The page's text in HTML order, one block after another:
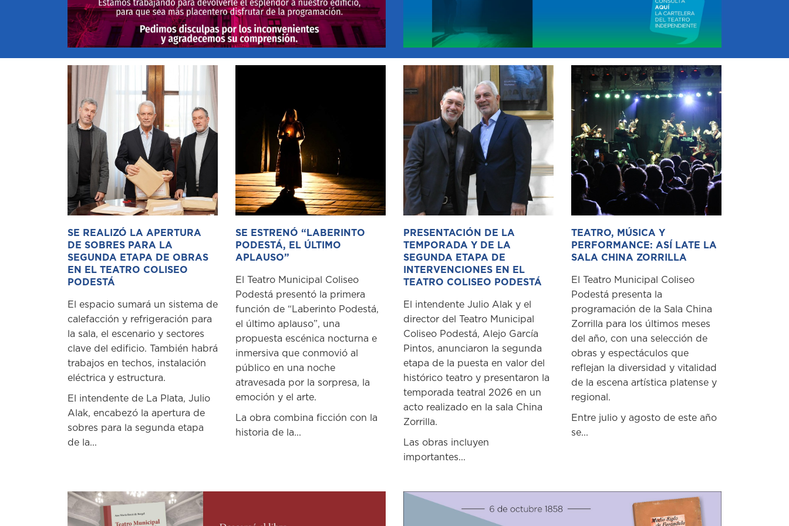
SE REALIZÓ LA APERTURA
DE SOBRES PARA LA
SEGUNDA ETAPA DE OBRAS
EN EL TEATRO COLISEO
PODESTÁ
El espacio sumará un sistema de
calefacción y refrigeración para
la sala, el escenario y sectores
clave del edificio. También habrá
trabajos en techos, instalación
eléctrica y estructura.
El intendente de La Plata, Julio
Alak, encabezó la apertura de
sobres para la segunda etapa
de la...
SE ESTRENÓ “LABERINTO
PODESTÁ, EL ÚLTIMO
APLAUSO”
El Teatro Municipal Coliseo
Podestá presentó la primera
función de “Laberinto Podestá,
el último aplauso”, una
propuesta escénica nocturna e
inmersiva que conmovió al
público en una noche
atravesada por la sorpresa, la
emoción y el arte.
La obra combina ficción con la
historia de la...
PRESENTACIÓN DE LA
TEMPORADA Y DE LA
SEGUNDA ETAPA DE
INTERVENCIONES EN EL
TEATRO COLISEO PODESTÁ
El intendente Julio Alak y el
director del Teatro Municipal
Coliseo Podestá, Alejo García
Pintos, anunciaron la segunda
etapa de la puesta en valor del
histórico teatro y presentaron la
temporada teatral 2026 en un
acto realizado en la sala China
Zorrilla.
Las obras incluyen
importantes...
TEATRO, MÚSICA Y
PERFORMANCE: ASÍ LATE LA
SALA CHINA ZORRILLA
El Teatro Municipal Coliseo
Podestá presenta la
programación de la Sala China
Zorrilla para los últimos meses
del año, con una selección de
obras y espectáculos que
reflejan la diversidad y vitalidad
de la escena artística platense y
regional.
Entre julio y agosto de este año
se...